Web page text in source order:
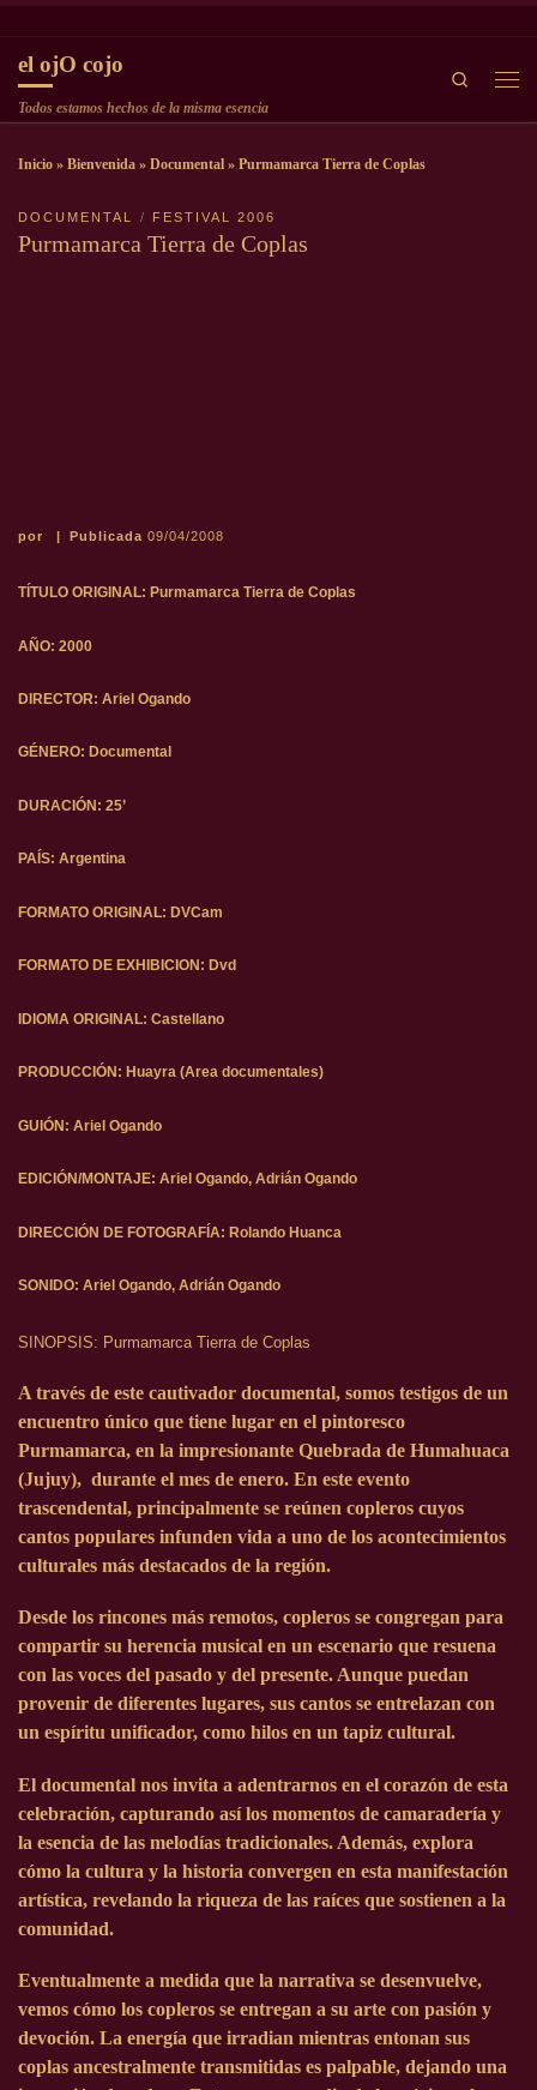
el ojO cojo
Todos estamos hechos de la misma esencia
Search
Inicio » Bienvenida » Documental » Purmamarca Tierra de Coplas
DOCUMENTAL FESTIVAL 2006
Purmamarca Tierra de Coplas
por | Publicada 09/04/2008
TÍTULO ORIGINAL: Purmamarca Tierra de Coplas
AÑO: 2000
DIRECTOR: Ariel Ogando
GÉNERO: Documental
DURACIÓN: 25’
PAÍS: Argentina
FORMATO ORIGINAL: DVCam
FORMATO DE EXHIBICION: Dvd
IDIOMA ORIGINAL: Castellano
PRODUCCIÓN: Huayra (Area documentales)
GUIÓN: Ariel Ogando
EDICIÓN/MONTAJE: Ariel Ogando, Adrián Ogando
DIRECCIÓN DE FOTOGRAFÍA: Rolando Huanca
SONIDO: Ariel Ogando, Adrián Ogando
SINOPSIS: Purmamarca Tierra de Coplas
A través de este cautivador documental, somos testigos de un
encuentro único que tiene lugar en el pintoresco
Purmamarca, en la impresionante Quebrada de Humahuaca
(Jujuy), durante el mes de enero. En este evento
trascendental, principalmente se reúnen copleros cuyos
cantos populares infunden vida a uno de los acontecimientos
culturales más destacados de la región.
Desde los rincones más remotos, copleros se congregan para
compartir su herencia musical en un escenario que resuena
con las voces del pasado y del presente. Aunque puedan
provenir de diferentes lugares, sus cantos se entrelazan con
un espíritu unificador, como hilos en un tapiz cultural.
El documental nos invita a adentrarnos en el corazón de esta
celebración, capturando así los momentos de camaradería y
la esencia de las melodías tradicionales. Además, explora
cómo la cultura y la historia convergen en esta manifestación
artística, revelando la riqueza de las raíces que sostienen a la
comunidad.
Eventualmente a medida que la narrativa se desenvuelve,
vemos cómo los copleros se entregan a su arte con pasión y
devoción. La energía que irradian mientras entonan sus
coplas ancestralmente transmitidas es palpable, dejando una